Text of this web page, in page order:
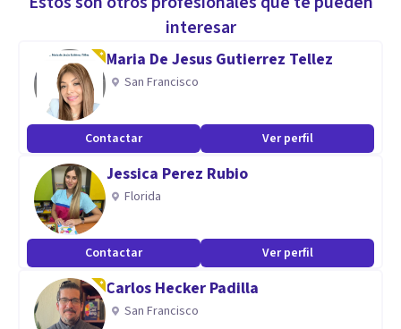
interesar
Maria De Jesus Gutierrez Tellez
San Francisco
Contactar Ver perfil
Jessica Perez Rubio
Florida
Contactar Ver perfil
Carlos Hecker Padilla
San Francisco